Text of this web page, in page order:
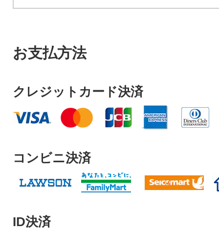
お支払方法
クレジットカード決済
コンビニ決済
ID決済